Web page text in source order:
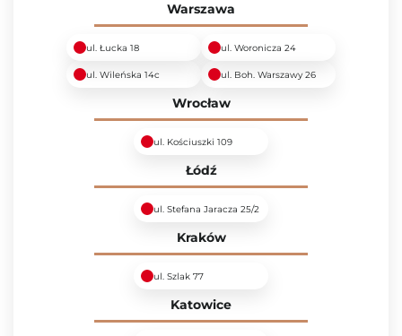
Warszawa
ul. Łucka 18 ul. Woronicza 24
ul. Wileńska 14c ul. Boh. Warszawy 26
Wrocław
ul. Kościuszki 109
Łódź
ul. Stefana Jaracza 25/2
Kraków
ul. Szlak 77
Katowice